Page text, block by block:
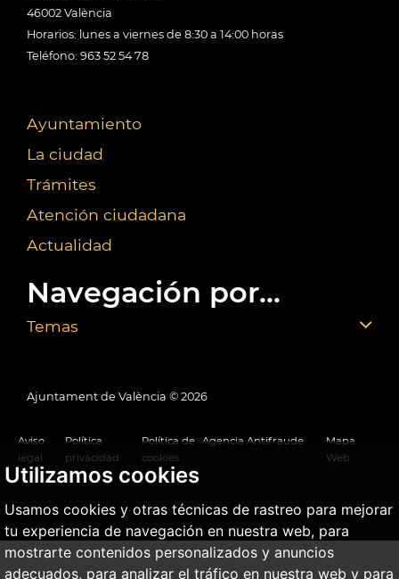
Utilizamos cookies
Usamos cookies y otras técnicas de rastreo para mejorar
tu experiencia de navegación en nuestra web, para
mostrarte contenidos personalizados y anuncios
adecuados, para analizar el tráfico en nuestra web y para
46002 València
Horarios: lunes a viernes de 8:30 a 14:00 horas
Teléfono: 963 52 54 78
Ayuntamiento
La ciudad
Trámites
Atención ciudadana
Actualidad
Navegación por...
Temas
Ajuntament de València © 2026
Aviso
legal
Política
privacidad
Política de
cookies
Agencia Antifraude
Mapa
Web